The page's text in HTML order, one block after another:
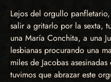
Lejos del orgullo
salir a gritarlo por la sexta,
una María Conchita, a una
lesbianas procurando una
miles de Jacobas
tuvimos que abrazar este